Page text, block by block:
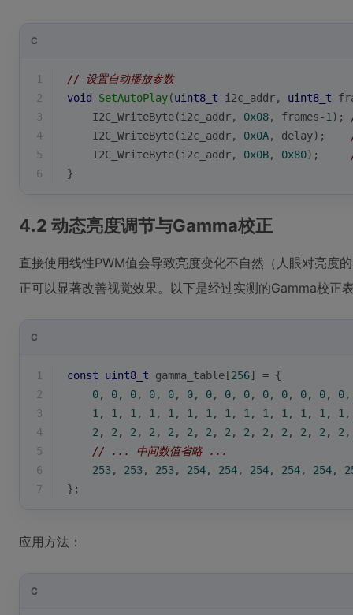
C
1
// 设置自动播放参数
2
void SetAutoPlay(uint8_t i2c_addr, uint8_t
3
    I2C_WriteByte(i2c_addr,
0x08, frames-1 );
4
    I2C_WriteByte(i2c_addr,
0x0A, delay);
5
    I2C_WriteByte(i2c_addr,
0x0B, 0x80);
6
}
4.2 动态亮度调节与Gamma校正
直接使用线性PWM值会导致亮度变化不自然（人眼对亮度
正可以显著改善视觉效果。以下是经过实测的Gamma校正
C
1 const uint8_t gamma_table[256] = {
2
0, 0, 0, 0, 0, 0, 0, 0, 0, 0, 0, 0, 0, 0
3
1 , 1 , 1 , 1 , 1 , 1 , 1 , 1 , 1 , 1 , 1 , 1 , 1 , 1
4
2 , 2 , 2 , 2 , 2 , 2 , 2 , 2 , 2 , 2 , 2 , 2 , 2 , 2
5
// ... 中间数值省略 ...
6
253, 253, 253, 254, 254, 254, 254, 254,
7
};
应用方法：
C